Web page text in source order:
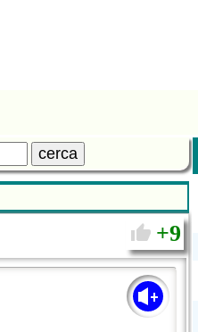
cerca
9